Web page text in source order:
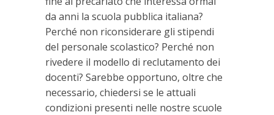
da anni la scuola pubblica italiana?
Perché non riconsiderare gli stipendi
del personale scolastico? Perché non
rivedere il modello di reclutamento dei
docenti? Sarebbe opportuno, oltre che
necessario, chiedersi se le attuali
condizioni presenti nelle nostre scuole